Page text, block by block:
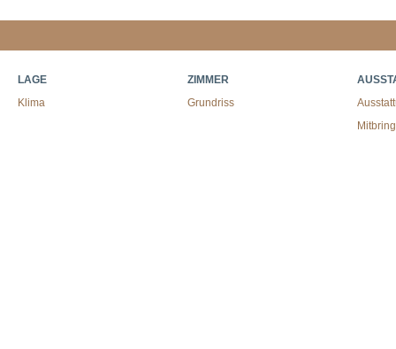
LAGE
Klima
ZIMMER
Grundriss